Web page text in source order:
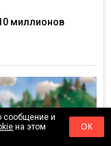
миллионов
сообщение и
на этом
ОК